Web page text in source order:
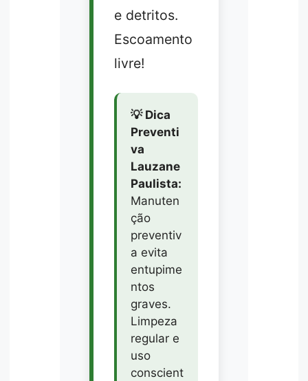
e detritos.
Escoamento
livre!
💡 Dica
Preventi
va
Lauzane
Paulista:
Manuten
ção
preventiv
a evita
entupime
ntos
graves.
Limpeza
regular e
uso
conscient